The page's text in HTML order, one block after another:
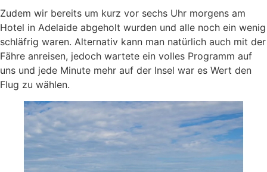
Zudem wir bereits um kurz vor sechs Uhr morgens am
Hotel in Adelaide abgeholt wurden und alle noch ein wenig
schläfrig waren. Alternativ kann man natürlich auch mit der
Fähre anreisen, jedoch wartete ein volles Programm auf
uns und jede Minute mehr auf der Insel war es Wert den
Flug zu wählen.